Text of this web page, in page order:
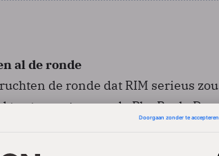
al de ronde
de ronde dat RIM serieus zou
te voegen aan de PlayBook. De
was de website
The Boys
betrouwbare bronnen" te